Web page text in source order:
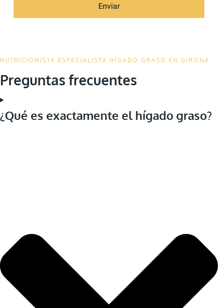
NUTRICIONISTA ESPECIALISTA HÍGADO GRASO EN GIRONA
Preguntas frecuentes
¿Qué es exactamente el hígado graso?